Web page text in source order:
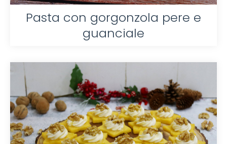
Pasta con gorgonzola pere e
guanciale